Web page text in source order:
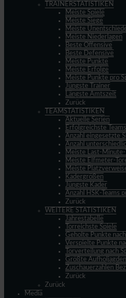
TRAINERSTATISTIKEN
Meiste Spiele
Meiste Siege
Meiste
Meiste Niederlagen
Beste Offensive
Beste Defensive
Meiste Punkte
Meiste Erfolge
Meiste Punkte pro
Jüngste Trainer
Längste Amtszeit
Zurück
TEAMSTATISTIKEN
Aktuelle Serien
Erfolgreichste Teams
Anzahl eingesetzte
Anzahl
Meiste Last-Minute-
Meiste Elfmeter-
Meiste
Kadergrößen
Jüngste Kader
Anzahl HSK-Teams
Zurück
WEITERE STATISTIKEN
Jahrestabelle
Torreichste Spiele
Geholte Punkte
Verspielte Punkte
Torverteilung nach
Größte Aufholjagden
Zuschauerzahlen
Zurück
Zurück
Media